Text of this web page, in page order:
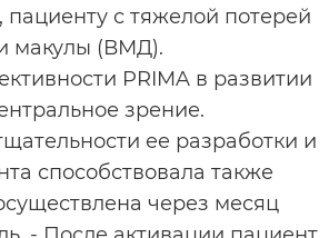
пациенту с тяжелой потерей
макулы (ВМД).
PRIMA в развитии
зрение.
ее разработки и
способствовала также
через месяц